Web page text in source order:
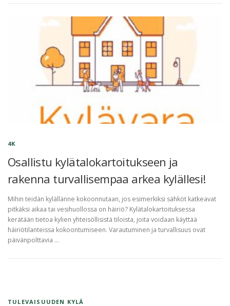
4K
Osallistu kylätalokartoitukseen ja
rakenna turvallisempaa arkea kylällesi!
Mihin teidän kylällänne kokoonnutaan, jos esimerkiksi sähköt katkeavat
pitkäksi aikaa tai vesihuollossa on häiriö? Kylätalokartoituksessa
kerätään tietoa kylien yhteisöllisistä tiloista, joita voidaan käyttää
häiriötilanteissa kokoontumiseen. Varautuminen ja turvallisuus ovat
päivänpolttavia …
TULEVAISUUDEN KYLÄ